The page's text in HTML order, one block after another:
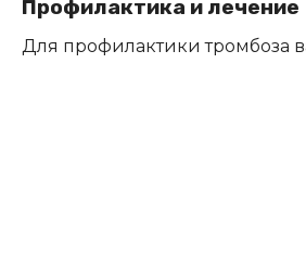
Профилактика и лечение
Для профилактики тромбоза